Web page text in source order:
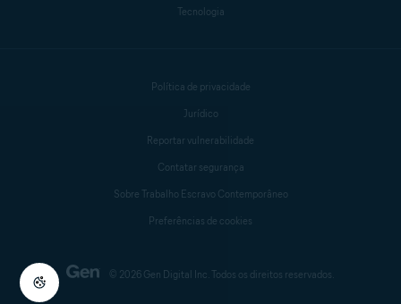
Tecnologia
© 2026 Gen Digital Inc. Todos os direitos reservados.
Política de privacidade
Jurídico
Reportar vulnerabilidade
Contatar segurança
Sobre Trabalho Escravo Contemporâneo
Preferências de cookies